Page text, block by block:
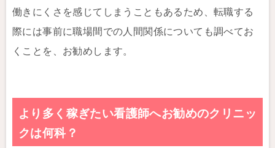
働きにくさを感じてしまうこともあるため、転職する
際には事前に職場間での人間関係についても調べてお
くことを、お勧めします。
より多く稼ぎたい看護師へお勧めのクリニッ
クは何科？